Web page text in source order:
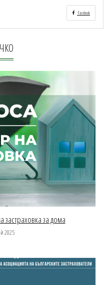
Facebook
за дома
2025